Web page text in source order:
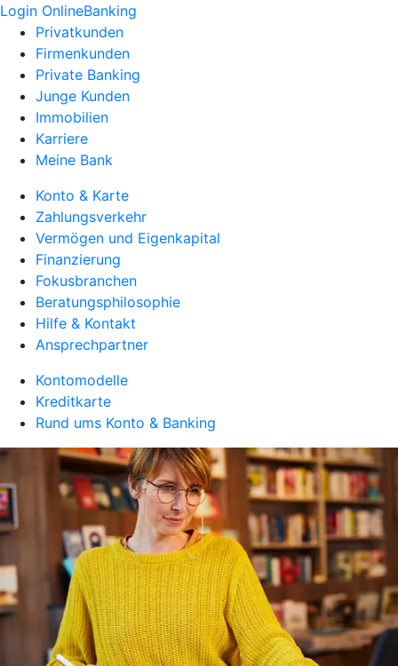
Login OnlineBanking
Privatkunden
Firmenkunden
Private Banking
Junge Kunden
Immobilien
Karriere
Meine Bank
Konto & Karte
Zahlungsverkehr
Vermögen und Eigenkapital
Finanzierung
Fokusbranchen
Beratungsphilosophie
Hilfe & Kontakt
Ansprechpartner
Kontomodelle
Kreditkarte
Rund ums Konto & Banking